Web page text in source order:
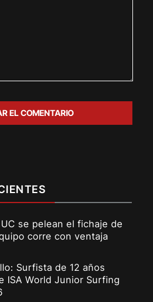
se pelean el fichaje de
corre con ventaja
Surfista de 12 años
ISA World Junior Surfing